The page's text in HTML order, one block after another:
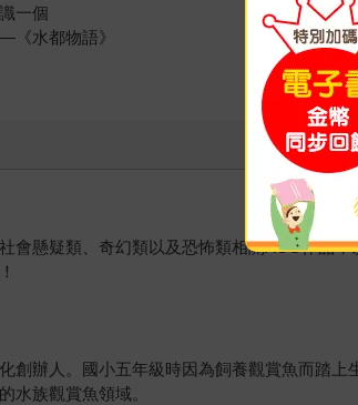
一個
水都物語》
會懸疑類、奇幻類以及恐怖類相關ACG作品
創辦人。國小五年級時因為飼養觀賞魚而踏
水族觀賞魚領域。